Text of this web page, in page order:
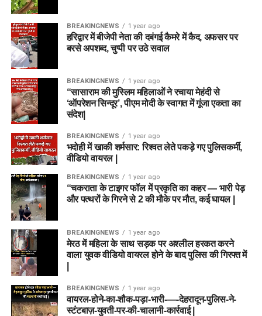
BREAKINGNEWS 1 year ago
हरिद्वार में बीजेपी नेता की दबंगई कैमरे में कैद, अफसर पर
बरसे अपशब्द, चुप्पी पर उठे सवाल
BREAKINGNEWS 1 year ago
“सासाराम की मुस्लिम महिलाओं ने रचाया मेहंदी से
‘ऑपरेशन सिन्दूर’, पीएम मोदी के स्वागत में गूंजा एकता का
संदेश|
BREAKINGNEWS 1 year ago
भदोही में खाकी शर्मसार: रिश्वत लेते पकड़े गए पुलिसकर्मी,
वीडियो वायरल |
BREAKINGNEWS 1 year ago
“चकराता के टाइगर फॉल में प्रकृति का कहर — भारी पेड़
और पत्थरों के गिरने से 2 की मौके पर मौत, कई घायल |
BREAKINGNEWS 1 year ago
मेरठ में महिला के साथ सड़क पर अश्लील हरकत करने
वाला युवक वीडियो वायरल होने के बाद पुलिस की गिरफ्त में
BREAKINGNEWS 1 year ago
वायरल-होने-का-शौक-पड़ा-भारी-—-देहरादून-पुलिस-ने-
स्टंटबाज़-युवती-पर-की-चालानी-कार्रवाई |